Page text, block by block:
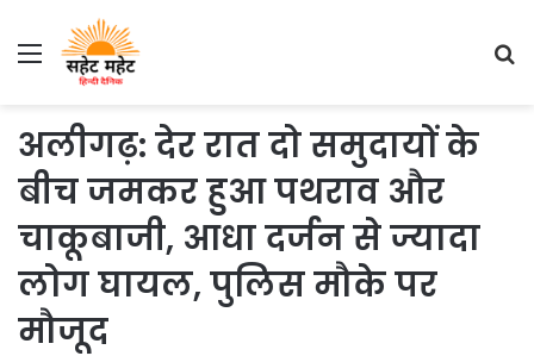
Menu
अलीगढ़: देर रात दो समुदायों के
बीच जमकर हुआ पथराव और
चाकूबाजी, आधा दर्जन से ज्यादा
लोग घायल, पुलिस मौके पर
मौजूद